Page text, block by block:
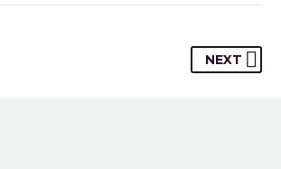
CEO
of Trust: We are committed to
community with transparentNEXT